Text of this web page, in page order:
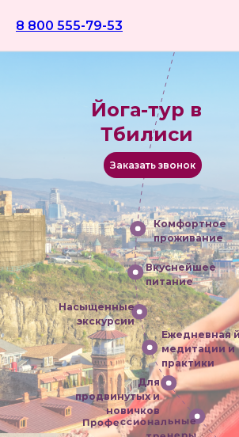
8 800 555-79-53
Йога-тур в
Тбилиси
Комфортное
проживание
Вкуснейшее
питание
Насыщенные
экскурсии
Профессиональные
Ежедневная
медитации и
практики
Для
продвинутых и
новичков
Заказать звонок